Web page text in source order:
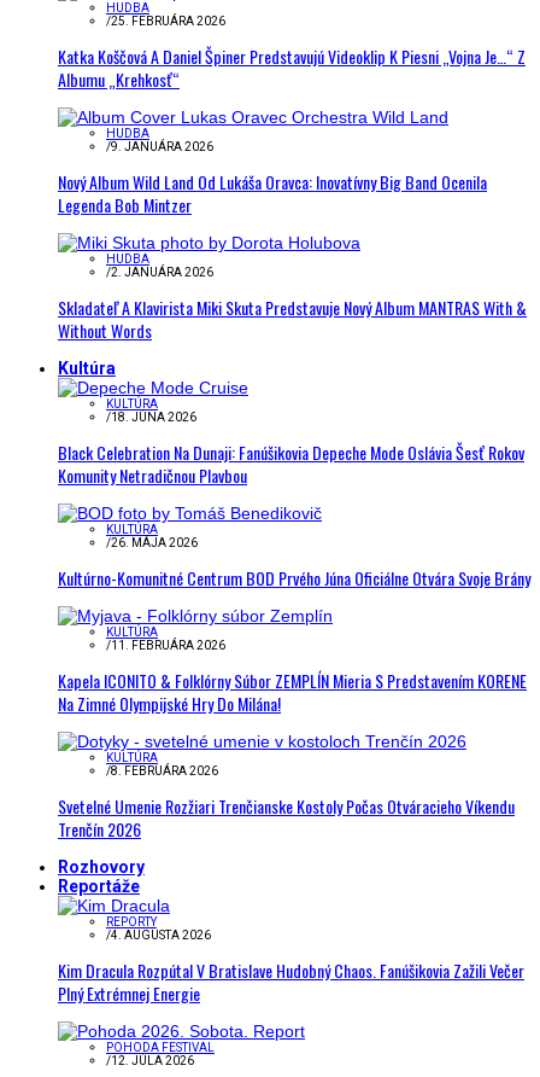
HUDBA
/25. FEBRUÁRA 2026
Katka Koščová A Daniel Špiner Predstavujú Videoklip K Piesni „Vojna Je…“ Z
Albumu „Krehkosť“
HUDBA
/9. JANUÁRA 2026
Nový Album Wild Land Od Lukáša Oravca: Inovatívny Big Band Ocenila
Legenda Bob Mintzer
HUDBA
/2. JANUÁRA 2026
Skladateľ A Klavirista Miki Skuta Predstavuje Nový Album MANTRAS With &
Without Words
Kultúra
KULTÚRA
/18. JÚNA 2026
Black Celebration Na Dunaji: Fanúšikovia Depeche Mode Oslávia Šesť Rokov
Komunity Netradičnou Plavbou
KULTÚRA
/26. MÁJA 2026
Kultúrno-Komunitné Centrum BOD Prvého Júna Oficiálne Otvára Svoje Brány
KULTÚRA
/11. FEBRUÁRA 2026
Kapela ICONITO & Folklórny Súbor ZEMPLÍN Mieria S Predstavením KORENE
Na Zimné Olympijské Hry Do Milána!
KULTÚRA
/8. FEBRUÁRA 2026
Svetelné Umenie Rozžiari Trenčianske Kostoly Počas Otváracieho Víkendu
Trenčín 2026
Rozhovory
Reportáže
REPORTY
/4. AUGUSTA 2026
Kim Dracula Rozpútal V Bratislave Hudobný Chaos. Fanúšikovia Zažili Večer
Plný Extrémnej Energie
POHODA FESTIVAL
/12. JÚLA 2026